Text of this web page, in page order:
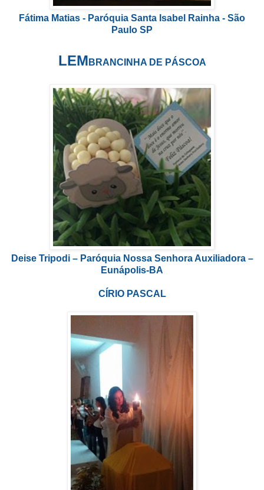
Fátima Matias - Paróquia Santa Isabel Rainha - São
Paulo SP
LEM BRANCINHA DE PÁSCOA
Deise Tripodi – Paróquia Nossa Senhora Auxiliadora –
Eunápolis-BA
CÍRIO PASCAL